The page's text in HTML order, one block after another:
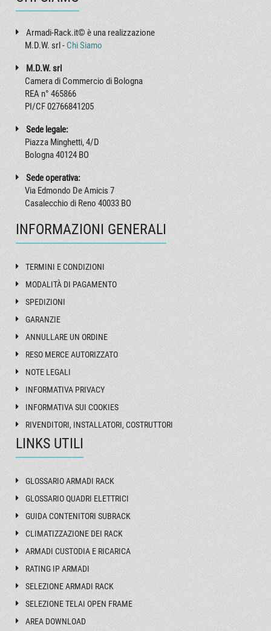
Armadi-Rack.it© è una realizzazione
M.D.W. srl - Chi Siamo
M.D.W. srl
Camera di Commercio di Bologna
REA n° 465866
PI/CF 02766841205
Sede legale:
Piazza Minghetti, 4/D
Bologna 40124 BO
Sede operativa:
Via Edmondo De Amicis 7
Casalecchio di Reno 40033 BO
INFORMAZIONI GENERALI
TERMINI E CONDIZIONI
MODALITÀ DI PAGAMENTO
SPEDIZIONI
GARANZIE
ANNULLARE UN ORDINE
RESO MERCE AUTORIZZATO
NOTE LEGALI
INFORMATIVA PRIVACY
INFORMATIVA SUI COOKIES
RIVENDITORI, INSTALLATORI, COSTRUTTORI
LINKS UTILI
GLOSSARIO ARMADI RACK
GLOSSARIO QUADRI ELETTRICI
GUIDA CONTENITORI SUBRACK
CLIMATIZZAZIONE DEI RACK
ARMADI CUSTODIA E RICARICA
RATING IP ARMADI
SELEZIONE ARMADI RACK
SELEZIONE TELAI OPEN FRAME
AREA DOWNLOAD